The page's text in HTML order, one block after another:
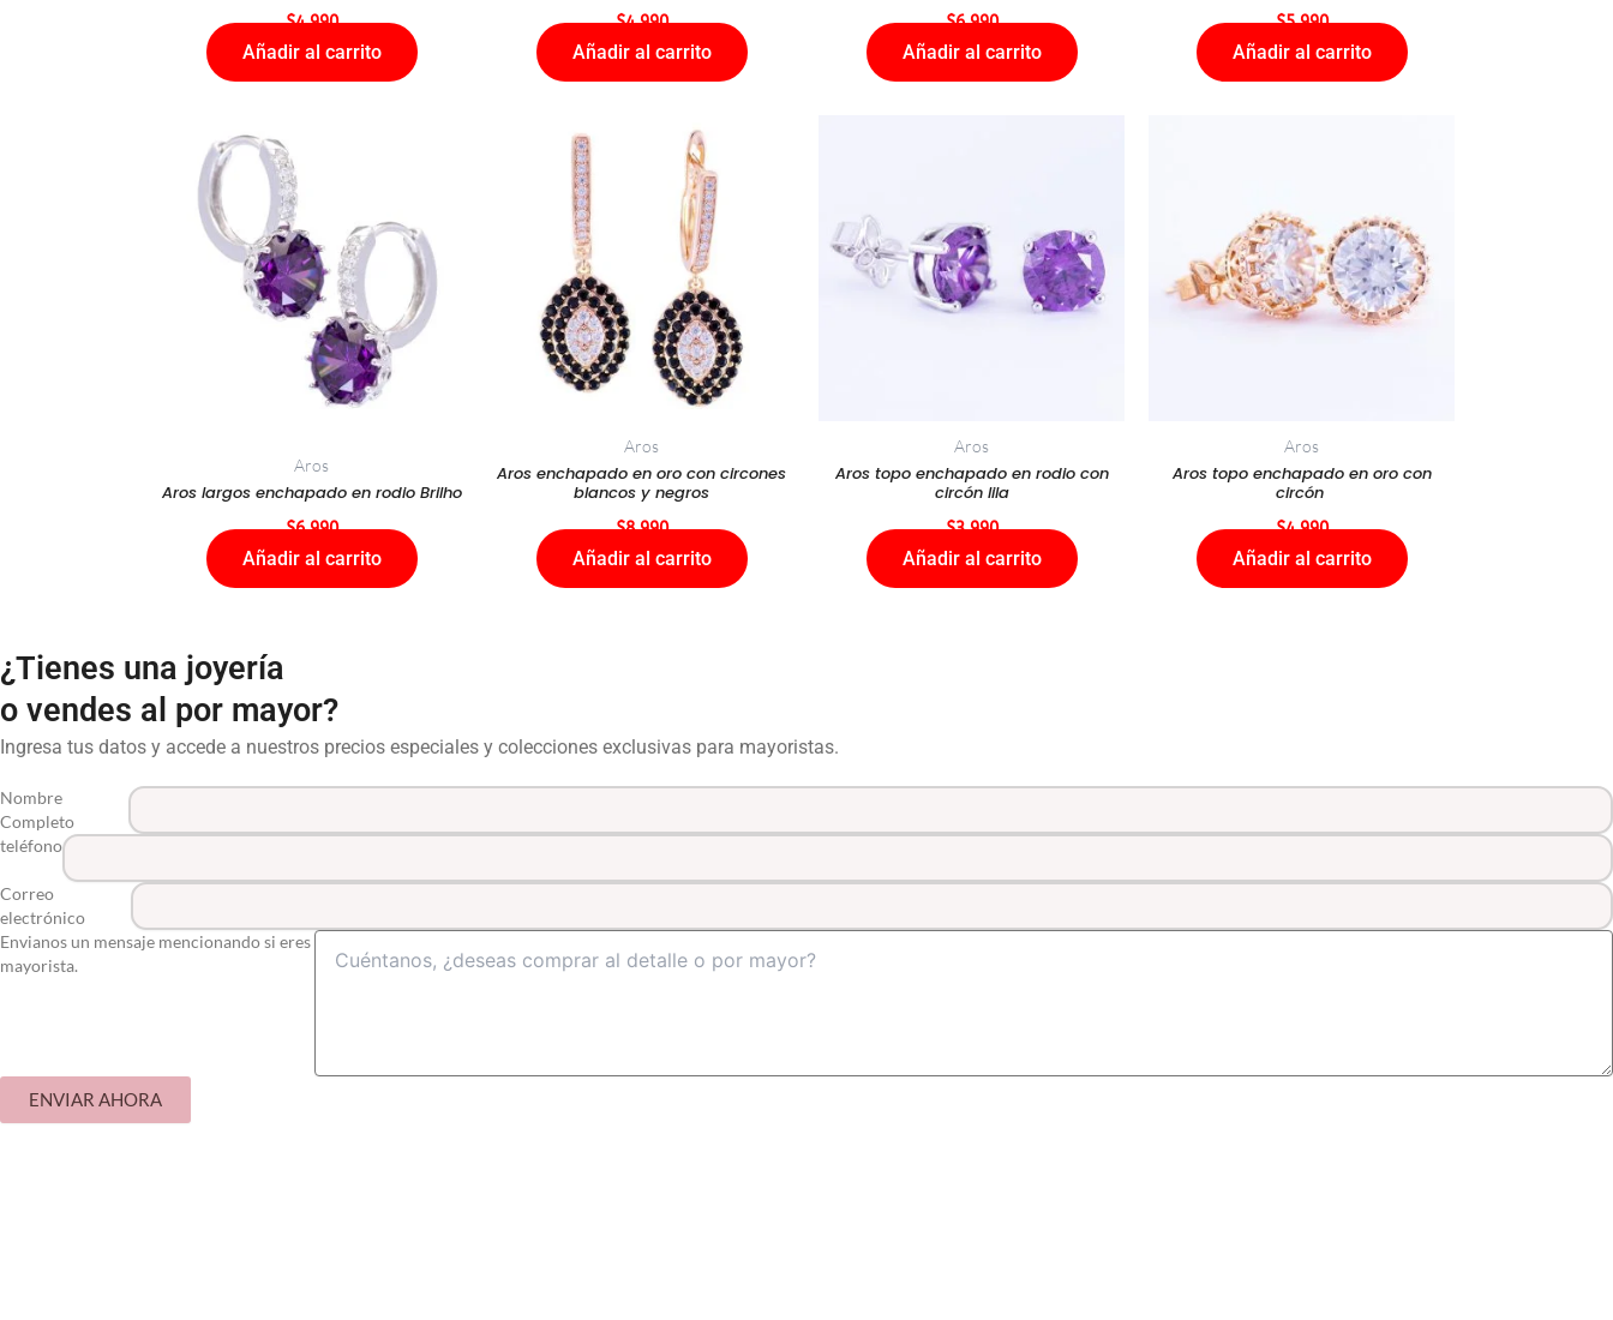
$4.990
Añadir al carrito
$4.990
Añadir al carrito
$6.990
Añadir al carrito
$5.990
Añadir al carrito
Aros
Aros largos enchapado en rodio Brilho
$6.990
Añadir al carrito
Aros
Aros enchapado en oro con circones
blancos y negros
$8.990
Añadir al carrito
Aros
Aros topo enchapado en rodio con
circón lila
$3.990
Añadir al carrito
Aros
Aros topo enchapado en oro con
circón
$4.990
Añadir al carrito
¿Tienes una joyería
o vendes al por mayor?
Ingresa tus datos y accede a nuestros precios especiales y colecciones exclusivas para mayoristas.
Nombre
Completo
teléfono
Correo
electrónico
Envianos un mensaje mencionando si eres
mayorista.
ENVIAR AHORA